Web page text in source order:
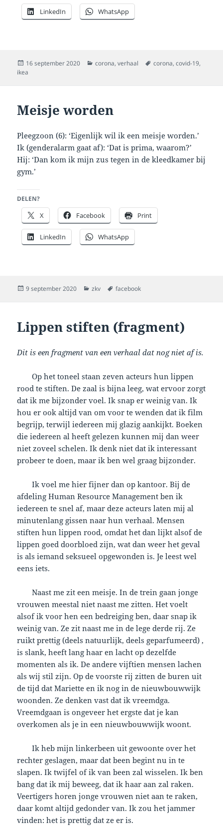
LinkedIn WhatsApp
Geplaatst
op
16 september 2020 Categorieën
corona,verhaal Tags
corona,covid-19,
ikea
Meisje worden
Pleegzoon (6): ‘Eigenlijk wil ik een meisje worden.’
Ik (genderalarm gaat af): ‘Dat is prima, waarom?’
Hij: ‘Dan kom ik mijn zus tegen in de kleedkamer bij
gym.’
DELEN?
X Facebook Print
LinkedIn WhatsApp
Geplaatst
9 september 2020 Categorieën
zkv Tags
facebook
Lippen stiften (fragment)
Dit is een fragment van een verhaal dat nog niet af is.
Op het toneel staan zeven acteurs hun lippen
rood te stiften. De zaal is bijna leeg, wat ervoor zorgt
dat ik me bijzonder voel. Ik snap er weinig van. Ik
hou er ook altijd van om voor te wenden dat ik film
begrijp, terwijl iedereen mij glazig aankijkt. Boeken
die iedereen al heeft gelezen kunnen mij dan weer
niet zoveel schelen. Ik denk niet dat ik interessant
probeer te doen, maar ik ben wel graag bijzonder.
Ik voel me hier fijner dan op kantoor. Bij de
afdeling Human Resource Management ben ik
iedereen te snel af, maar deze acteurs laten mij al
minutenlang gissen naar hun verhaal. Mensen
stiften hun lippen rood, omdat het dan lijkt alsof de
lippen goed doorbloed zijn, wat dan weer het geval
is als iemand seksueel opgewonden is. Je leest wel
eens iets.
Naast me zit een meisje. In de trein gaan jonge
vrouwen meestal niet naast me zitten. Het voelt
alsof ik voor hen een bedreiging ben, daar snap ik
weinig van. Ze zit naast me in de lege derde rij. Ze
ruikt prettig (deels natuurlijk, deels geparfumeerd) ,
is slank, heeft lang haar en lacht op dezelfde
momenten als ik. De andere vijftien mensen lachen
als wij stil zijn. Op de voorste rij zitten de buren uit
de tijd dat Mariette en ik nog in de nieuwbouwwijk
woonden. Ze denken vast dat ik vreemdga.
Vreemdgaan is ongeveer het ergste dat je kan
overkomen als je in een nieuwbouwwijk woont.
Ik heb mijn linkerbeen uit gewoonte over het
rechter geslagen, maar dat been begint nu in te
slapen. Ik twijfel of ik van been zal wisselen. Ik ben
bang dat ik mij beweeg, dat ik haar aan zal raken.
Veertigers horen jonge vrouwen niet aan te raken,
daar komt altijd gedonder van. Ik zou het jammer
vinden: het is prettig dat ze er is.